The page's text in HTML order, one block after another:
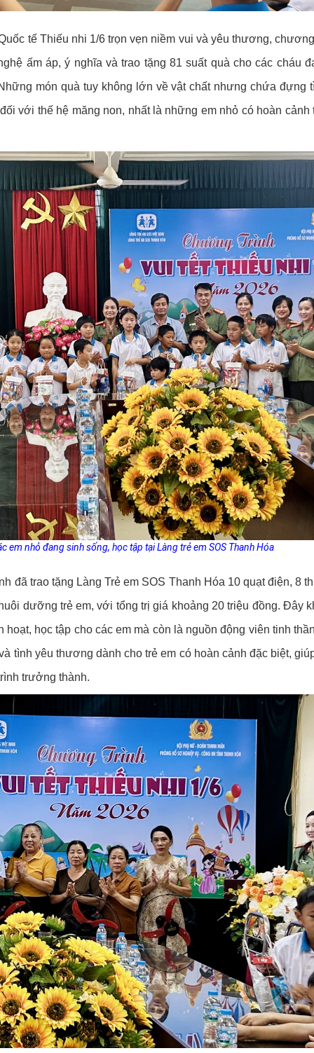
tế Thiếu nhi 1/6 trọn vẹn niềm vui và yêu thương,
ấm áp, ý nghĩa và trao tặng 81 suất quà cho các cháu
món quà tuy không lớn về vật chất nhưng chứa đựng
với thế hệ măng non, nhất là những em nhỏ có hoàn cảnh
em nhỏ đang sinh sống, học tập tại Làng trẻ em SOS Thanh Hóa
đã trao tặng Làng Trẻ em SOS Thanh Hóa 10 quạt điện, 8
dưỡng trẻ em, với tổng trị giá khoảng 20 triệu đồng. Đây
học tập cho các em mà còn là nguồn động viên tinh
tình yêu thương dành cho trẻ em có hoàn cảnh đặc biệt,
trưởng thành.